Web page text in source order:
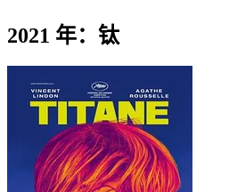
2021 年：钛